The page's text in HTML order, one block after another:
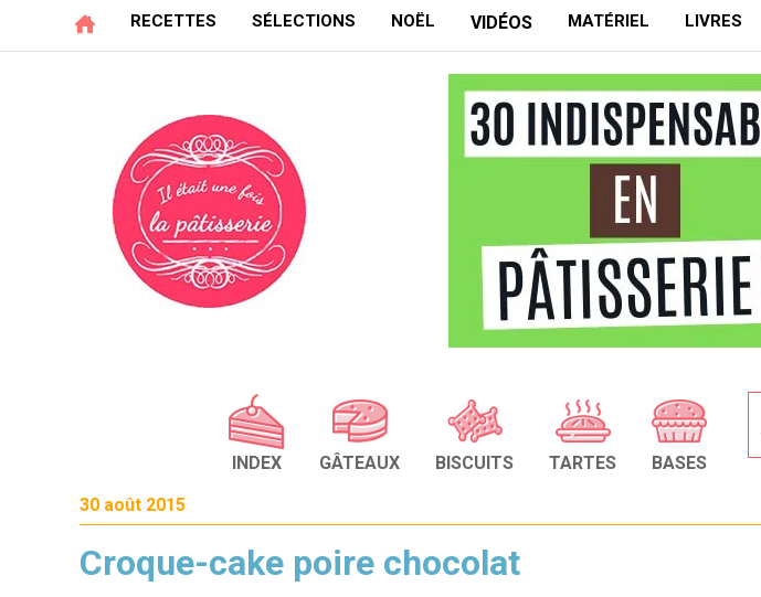
RECETTES SÉLECTIONS NOËL VIDÉOS MATÉRIEL LIVRES
INDEX GÂTEAUX BISCUITS TARTES BASES
30 août 2015
Croque-cake poire chocolat